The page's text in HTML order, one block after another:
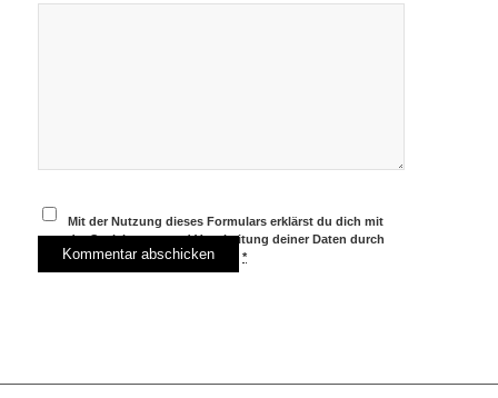
Mit der Nutzung dieses Formulars erklärst du dich mit
der Speicherung und Verarbeitung deiner Daten durch
diese Website einverstanden.*